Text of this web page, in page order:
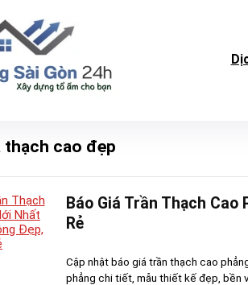
thạch cao đẹp
Báo Giá Trần Thạch
Rẻ
Cập nhật báo giá trần thạch cao
phẳng chi tiết, mẫu thiết kế đẹp, bền